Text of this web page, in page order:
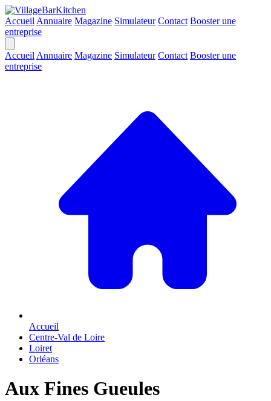
Accueil Annuaire Magazine Simulateur Contact Booster une
entreprise
Accueil Annuaire Magazine Simulateur Contact Booster une
entreprise
Accueil
Centre-Val de Loire
Loiret
Orléans
Aux Fines Gueules